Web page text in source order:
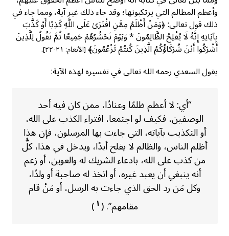
وأعظم المظالم التي يرتكبونها؛ وقد جاء ذلك غير آية، ومما جاء في
ذلك قول تعالى: ﴿وَمَنْ أَظْلَمُ مِمَّنِ افْتَرَىٰ عَلَى اللَّهِ كَذِبًا أَوْ كَذَّبَ
بِآيَاتِهِ إِنَّهُ لَا يُفْلِحُ الظَّالِمُونَ * وَيَوْمَ نَحْشُرُهُمْ جَمِيعًا ثُمَّ نَقُولُ لِلَّذِينَ
أَشْرَكُوا أَيْنَ شُرَكَاؤُكُمُ الَّذِينَ كُنتُمْ تَزْعُمُونَ﴾[الأنعام: ٢١-٢٢]
.
يقول السعدي رحمه الله تعالى في تفسيره لهذه الآية:
“أي: لا أعظم ظلمًا وعنادًا، ممن كان فيه أحد
الوصفين، فكيف لو اجتمعا، افتراء الكذب على الله،
أو التكذيب بآياته، التي جاءت بها المرسلون، فإن هذا
أظلم الناس، والظالم لا يفلح أبدًا، ويدخل في هذا، كلُّ
من كذب على الله، بادعاء الشريك له والعوين، أو زعم
أنه ينبغي أن يعبد غيره، أو اتخذ له صاحبة أو ولدًا،
وكل مَن رد الحق الذي جاءت به الرسل، أو مَنْ قام
مقامهم”. (١)